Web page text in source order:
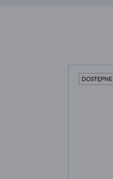
DOSTĘPNE